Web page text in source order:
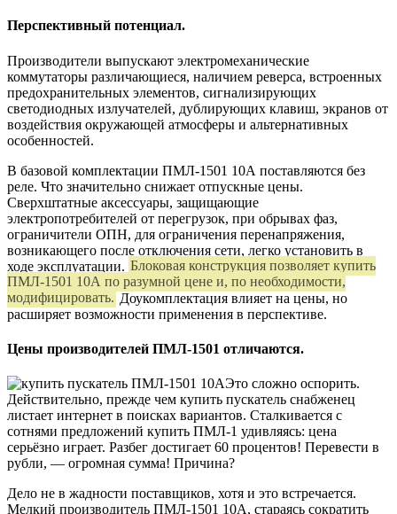
Перспективный потенциал.
Производители выпускают электромеханические
коммутаторы различающиеся, наличием реверса, встроенных
предохранительных элементов, сигнализирующих
светодиодных излучателей, дублирующих клавиш, экранов от
воздействия окружающей атмосферы и альтернативных
особенностей.
В базовой комплектации ПМЛ-1501 10А поставляются без
реле. Что значительно снижает отпускные цены.
Сверхштатные аксессуары, защищающие
электропотребителей от перегрузок, при обрывах фаз,
ограничители ОПН, для ограничения перенапряжения,
возникающего после отключения сети, легко установить в
ходе эксплуатации. Блоковая конструкция позволяет купить
ПМЛ-1501 10А по разумной цене и, по необходимости,
модифицировать. Доукомплектация влияет на цены, но
расширяет возможности применения в перспективе.
Цены производителей ПМЛ-1501 отличаются.
Это сложно оспорить.
Действительно, прежде чем купить пускатель снабженец
листает интернет в поисках вариантов. Сталкивается с
сотнями предложений купить ПМЛ-1 удивляясь: цена
серьёзно играет. Разбег достигает 60 процентов! Перевести в
рубли, — огромная сумма! Причина?
Дело не в жадности поставщиков, хотя и это встречается.
Мелкий производитель ПМЛ-1501 10А, стараясь сократить